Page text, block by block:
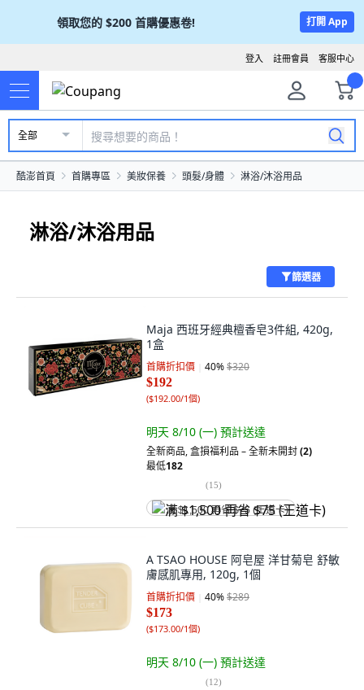
領取您的 $200 首購優惠卷! 打開 App
客服中心
註冊會員
登入
全部
酷澎首頁 首購專區 美妝保養 頭髮/身體 淋浴/沐浴用品
淋浴/沐浴用品
篩選器
Maja 西班牙經典檀香皂3件組, 420g,
1盒
首購折扣價 40%$320
$192
($192.00/1個)
明天 8/10 (一) 預計送達
全新商品,盒損福利品 – 全新未開封(2)
最低182
(15)
满 $1,500 再省 $75 (王道卡)
A TSAO HOUSE 阿皂屋 洋甘菊皂 舒敏
膚感肌專用, 120g, 1個
首購折扣價 40%$289
$173
($173.00/1個)
明天 8/10 (一) 預計送達
(12)